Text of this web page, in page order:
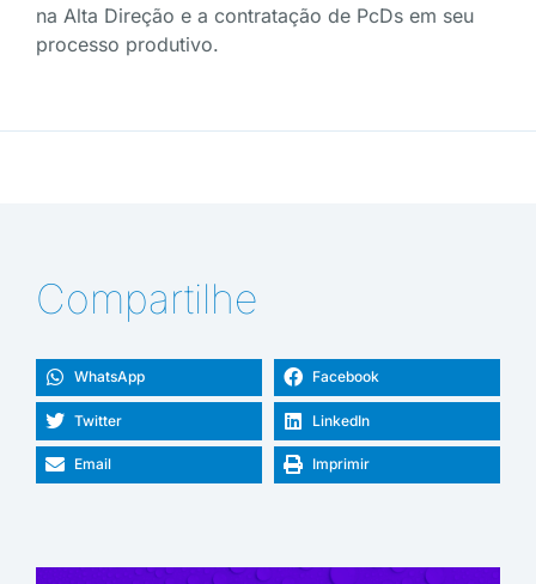
na Alta Direção e a contratação de PcDs em seu
processo produtivo.
Compartilhe
WhatsApp Facebook
Twitter LinkedIn
Email Imprimir